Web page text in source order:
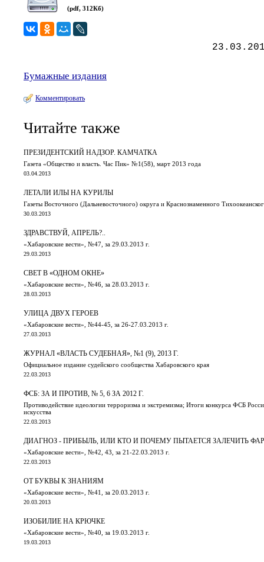
(pdf, 312Кб)
Бумажные издания
Комментировать
Читайте также
ПРЕЗИДЕНТСКИЙ НАДЗОР. КАМЧАТКА
Газета «Общество и власть. Час Пик» №1(58), март 2013 года
03.04.2013
ЛЕТАЛИ ИЛЫ НА КУРИЛЫ
Газеты Восточного (Дальневосточного) округа и Краснознаменного
30.03.2013
ЗДРАВСТВУЙ, АПРЕЛЬ?..
«Хабаровские вести», №47, за 29.03.2013 г.
29.03.2013
СВЕТ В «ОДНОМ ОКНЕ»
«Хабаровские вести», №46, за 28.03.2013 г.
28.03.2013
УЛИЦА ДВУХ ГЕРОЕВ
«Хабаровские вести», №44-45, за 26-27.03.2013 г.
27.03.2013
ЖУРНАЛ «ВЛАСТЬ СУДЕБНАЯ», №1 (9), 2013 Г.
Официальное издание судейского сообщества Хабаровского края
22.03.2013
ФСБ: ЗА И ПРОТИВ, № 5, 6 ЗА 2012 Г.
Противодействие идеологии терроризма и экстремизма; Итоги конкурса ФСБ
искусства
22.03.2013
ДИАГНОЗ - ПРИБЫЛЬ, ИЛИ КТО И ПОЧЕМУ ПЫТАЕТСЯ ЗАЛЕЧИТЬ
«Хабаровские вести», №42, 43, за 21-22.03.2013 г.
22.03.2013
ОТ БУКВЫ К ЗНАНИЯМ
«Хабаровские вести», №41, за 20.03.2013 г.
20.03.2013
ИЗОБИЛИЕ НА КРЮЧКЕ
«Хабаровские вести», №40, за 19.03.2013 г.
19.03.2013